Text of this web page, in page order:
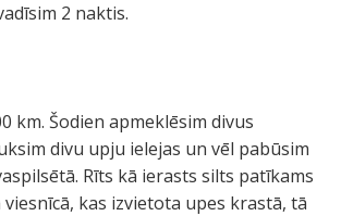
2 naktis.
km. Šodien apmeklēsim divus
divu upju ielejas un vēl pabūsim
Rīts kā ierasts silts patīkams
kas izvietota upes krastā, tā